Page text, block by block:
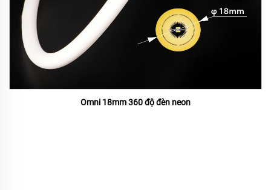
Omni 18mm 360 độ đèn neon